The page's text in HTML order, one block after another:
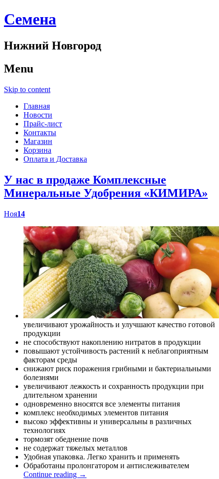
Cемена
Нижний Новгород
Menu
Skip to content
Главная
Новости
Прайс-лист
Контакты
Магазин
Корзина
Оплата и Доставка
У нас в продаже Комплексные
Минеральные Удобрения «КИМИРА»
Ноя14
увеличивают урожайность и улучшают качество готовой
продукции
не способствуют накоплению нитратов в продукции
повышают устойчивость растений к неблагоприятным
факторам среды
снижают риск поражения грибными и бактериальными
болезнями
увеличивают лежкость и сохранность продукции при
длительном хранении
одновременно вносятся все элементы питания
комплекс необходимых элементов питания
высоко эффективны и универсальны в различных
технологиях
тормозят обеднение почв
не содержат тяжелых металлов
Удобная упаковка. Легко хранить и применять
Обработаны пролонгатором и антислеживателем
Continue reading →